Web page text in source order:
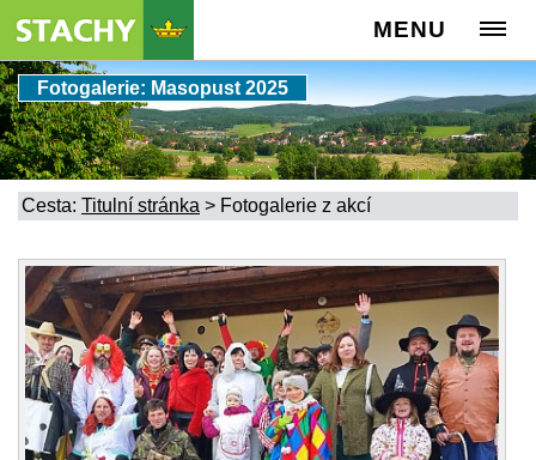
MENU
Fotogalerie: Masopust 2025
Cesta: Titulní stránka > Fotogalerie z akcí